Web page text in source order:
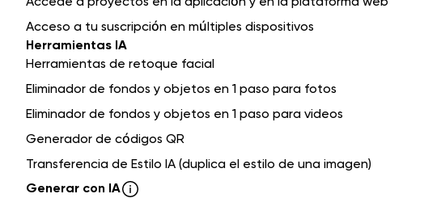
Acceso a tu suscripción en múltiples dispositivos
Herramientas IA
Herramientas de retoque facial
Eliminador de fondos y objetos en 1 paso para fotos
Eliminador de fondos y objetos en 1 paso para videos
Generador de códigos QR
Transferencia de Estilo IA (duplica el estilo de una imagen)
Generar con IA